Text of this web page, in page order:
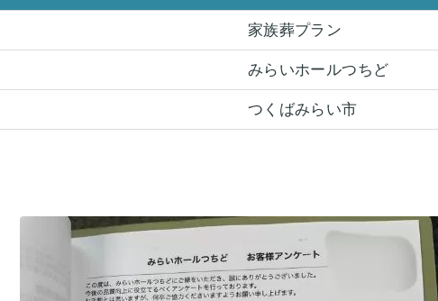
家族葬プラン
みらいホールつちど
つくばみらい市